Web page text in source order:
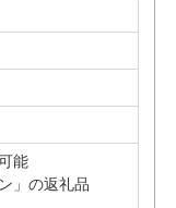
能
」の返礼品